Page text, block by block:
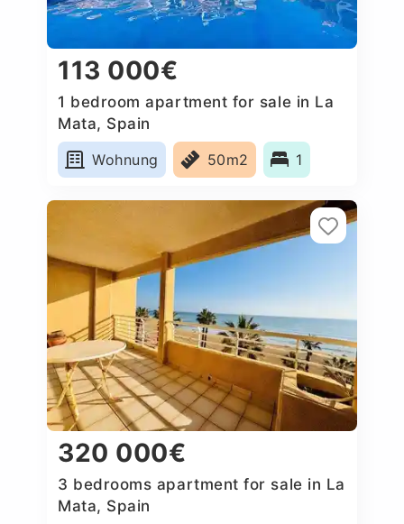
113 000€
1 bedroom apartment for sale in La
Mata, Spain
Wohnung
50m2 1
320 000€
3 bedrooms apartment for sale in La
Mata, Spain